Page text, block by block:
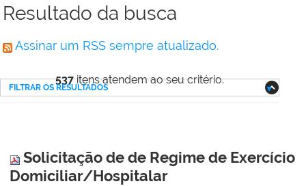
Resultado da busca
Assinar um RSS sempre atualizado.
537itens atendem ao seu critério.
FILTRAR OS RESULTADOS
Solicitação de de Regime de Exercício
Domiciliar/Hospitalar